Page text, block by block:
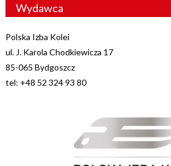
Wydawca
Polska Izba Kolei
ul. J. Karola Chodkiewicza 17
85-065 Bydgoszcz
tel: +48 52 324 93 80